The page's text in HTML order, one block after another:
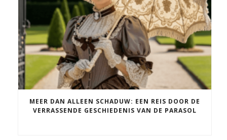
MEER DAN ALLEEN SCHADUW: EEN REIS DOOR DE
VERRASSENDE GESCHIEDENIS VAN DE PARASOL